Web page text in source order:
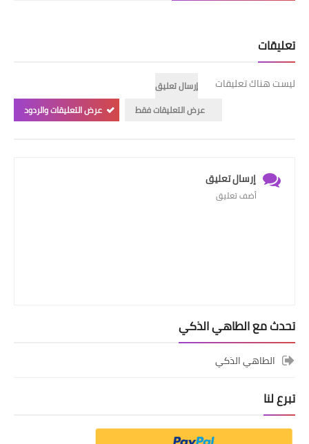
تعليقات
ليست هناك تعليقات
إرسال تعليق
عرض التعليقات فقط
عرض التعليقات والردود
إرسال تعليق
أضف تعليق
تحدث مع الطاهي الذكي
الطاهي الذكي
تبرع لنا